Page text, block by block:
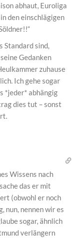
abhaut, Euroliga
den einschlägigen
Standard sind,
Gedanken
zuhause
Ich gehe sogar
*jeder* abhängig
dies tut – sonst
Wissens nach
das er mit
(obwohl er noch
nun, nennen wir es
sogar, ähnlich
verlängern